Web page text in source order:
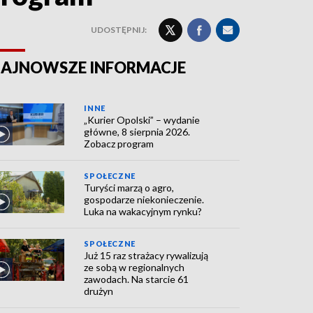
UDOSTĘPNIJ:
INFORMACJE
INNE
„Kurier Opolski” – wydanie
główne, 8 sierpnia 2026.
Zobacz program
SPOŁECZNE
Turyści marzą o agro,
gospodarze niekonieczenie.
Luka na wakacyjnym rynku?
SPOŁECZNE
Już 15 raz strażacy rywalizują
ze sobą w regionalnych
zawodach. Na starcie 61
drużyn